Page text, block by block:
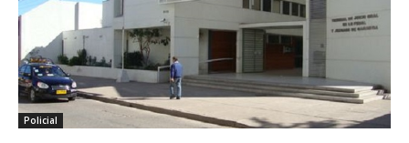
Policial